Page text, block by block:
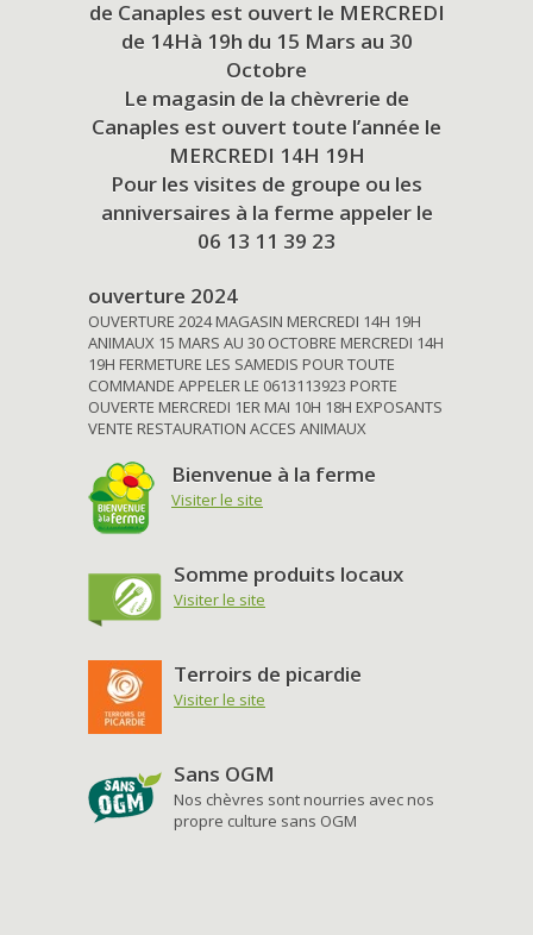
de Canaples est ouvert le MERCREDI
de 14Hà 19h du 15 Mars au 30
Octobre
Le magasin de la chèvrerie de
Canaples est ouvert toute l’année le
MERCREDI 14H 19H
Pour les visites de groupe ou les
anniversaires à la ferme appeler le
06 13 11 39 23
ouverture 2024
OUVERTURE 2024 MAGASIN MERCREDI 14H 19H
ANIMAUX 15 MARS AU 30 OCTOBRE MERCREDI 14H
19H FERMETURE LES SAMEDIS POUR TOUTE
COMMANDE APPELER LE 0613113923 PORTE
OUVERTE MERCREDI 1ER MAI 10H 18H EXPOSANTS
VENTE RESTAURATION ACCES ANIMAUX
Bienvenue à la ferme
Visiter le site
Somme produits locaux
Visiter le site
Terroirs de picardie
Visiter le site
Sans OGM
Nos chèvres sont nourries avec nos
propre culture sans OGM